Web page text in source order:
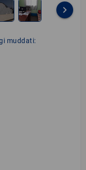
keyboard_arrow_right
muddati: